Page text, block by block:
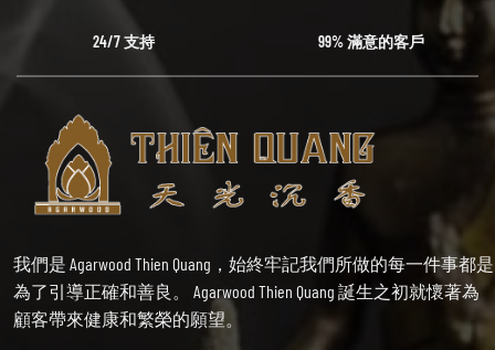
24/7 支持 99% 滿意的客戶
我們是 Agarwood Thien Quang，始終牢記我們所做的每一件事都是
為了引導正確和善良。 Agarwood Thien Quang 誕生之初就懷著為
顧客帶來健康和繁榮的願望。